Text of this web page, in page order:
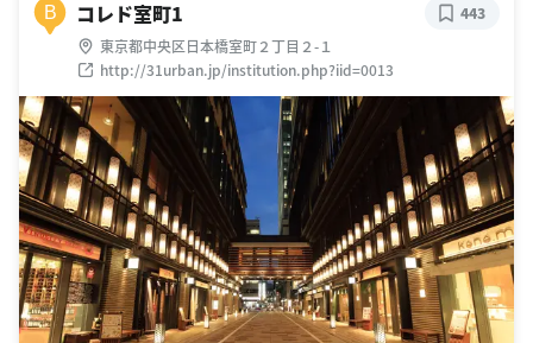
B コレド室町1
東京都中央区日本橋室町２丁目２-１
http://31urban.jp/institution.php?iid=0013
443